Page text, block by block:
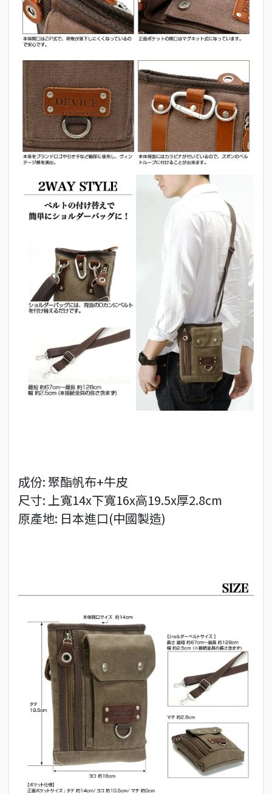
成份: 聚酯帆布+牛皮
尺寸: 上寬14x下寬16x高19.5x厚2.8cm
原產地: 日本進口(中國製造)